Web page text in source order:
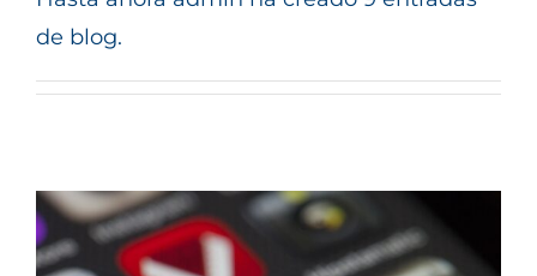
PRODUCTOS
CASOS DE ÉXITO
CONTACTO
de blog.